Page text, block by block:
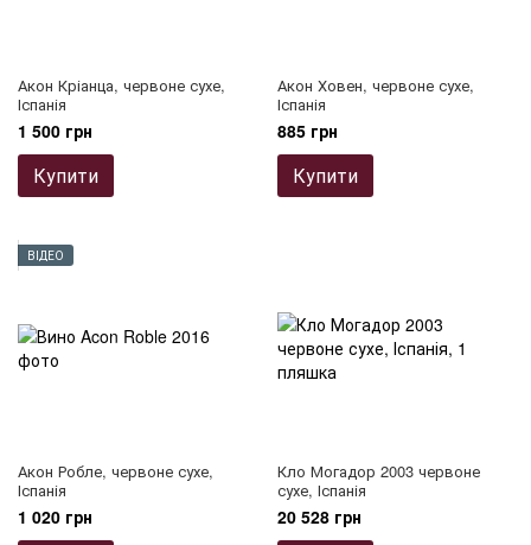
Акон Кріанца, червоне сухе,
Іспанія
1 500 грн
Купити
Акон Ховен, червоне сухе,
Іспанія
885 грн
Купити
ВІДЕО
Акон Робле, червоне сухе,
Іспанія
1 020 грн
Кло Могадор 2003 червоне
сухе, Іспанія
20 528 грн